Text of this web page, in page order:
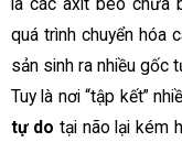
là các axit béo chưa
quá trình chuyển hóa
sản sinh ra nhiều gốc
Tuy là nơi “tập kết”
tự do tại não lại kém